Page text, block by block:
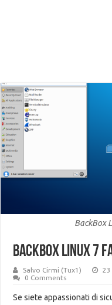
BackBox
BackBox Linux 7
Salvo Cirmi (Tux1) 23
0 Comments
Se siete appassionati di